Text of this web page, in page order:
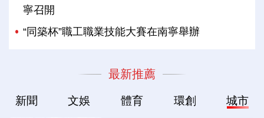
寧召開
“同築杯”職工職業技能大賽在南寧舉辦
最新推薦
新聞 文娛 體育 環創 城市